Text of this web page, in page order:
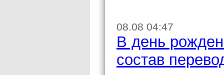
08.08 04:47
В день
состав